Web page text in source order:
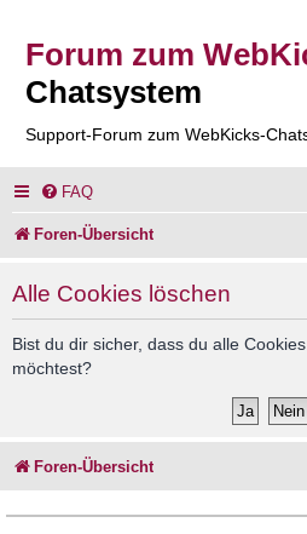
Forum zum
Chatsystem
Support-Forum zum WebKicks-
FAQ
Foren-Übersicht
Alle Cookies löschen
Bist du dir sicher, dass du alle
möchtest?
Foren-Übersicht